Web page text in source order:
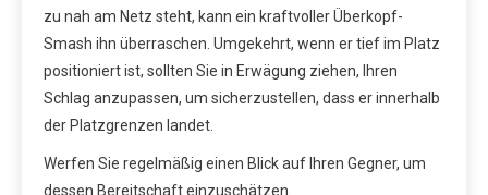
zu nah am Netz steht, kann ein kraftvoller Überkopf-
Smash ihn überraschen. Umgekehrt, wenn er tief im Platz
positioniert ist, sollten Sie in Erwägung ziehen, Ihren
Schlag anzupassen, um sicherzustellen, dass er innerhalb
der Platzgrenzen landet.
Werfen Sie regelmäßig einen Blick auf Ihren Gegner, um
dessen Bereitschaft einzuschätzen.